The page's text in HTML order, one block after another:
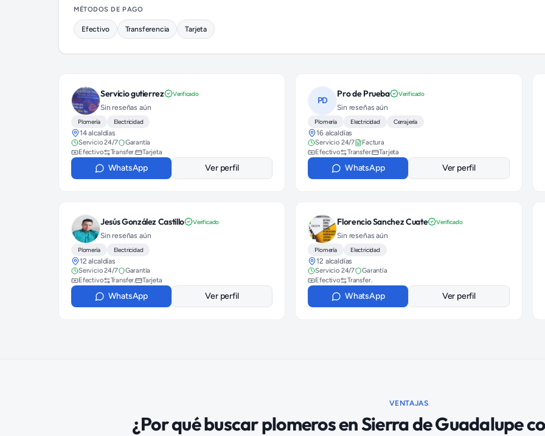
MÉTODOS DE PAGO
Efectivo Transferencia Tarjeta
Servicio gutierrez Verificado
Sin reseñas aún
Plomería Electricidad
14 alcaldías
Servicio 24/7
Garantía
Efectivo
Transfer. Tarjeta
WhatsApp Ver perfil
PD
Pro de Prueba Verificado
Sin reseñas aún
Plomería Electricidad Cerrajería
16 alcaldías
Servicio 24/7
Factura
Efectivo
Transfer. Tarjeta
WhatsApp Ver perfil
Jesús González Castillo Verificado
Sin reseñas aún
Plomería Electricidad
12 alcaldías
Servicio 24/7
Garantía
Efectivo
Transfer. Tarjeta
WhatsApp Ver perfil
Florencio Sanchez Cuate Verificado
Sin reseñas aún
Plomería Electricidad
12 alcaldías
Servicio 24/7
Garantía
Efectivo
Transfer.
WhatsApp Ver perfil
VENTAJAS
¿Por qué buscarplomerosenSierra de Guadalupe